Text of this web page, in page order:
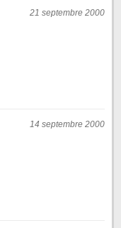
21 septembre 2000
14 septembre 2000